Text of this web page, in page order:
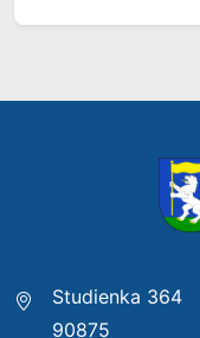
Studienka 364
90875